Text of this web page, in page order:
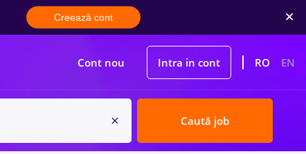
Creează cont
Cont nou Intra in cont RO EN
Caută job